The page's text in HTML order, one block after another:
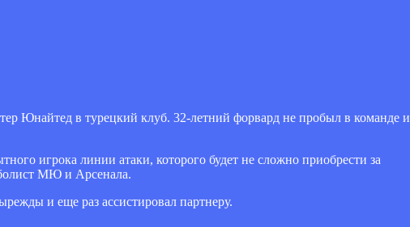
Юнайтед в турецкий клуб. 32-летний форвард не пробыл в команде и
игрока линии атаки, которого будет не сложно приобрести за
МЮ и Арсенала.
и еще раз ассистировал партнеру.